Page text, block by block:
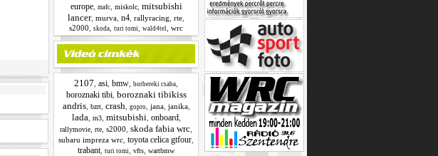
europe, mafc, miskolc, mitsubishi
lancer, murva n4 rallyracing rte
s2000
skoda turi tomi wald4tel wrc
2107 asi bmw borbereki csaba
boroznaki tibi, boroznaki tibikiss
andris, bzrt, crash gopro, jana, janika,
lada m3, mitsubishi onboard
rallymovie rte s2000 skoda fabia wrc
subaru impreza wrc toyota celica gtfour
trabant turi tomi vfts wartbmw